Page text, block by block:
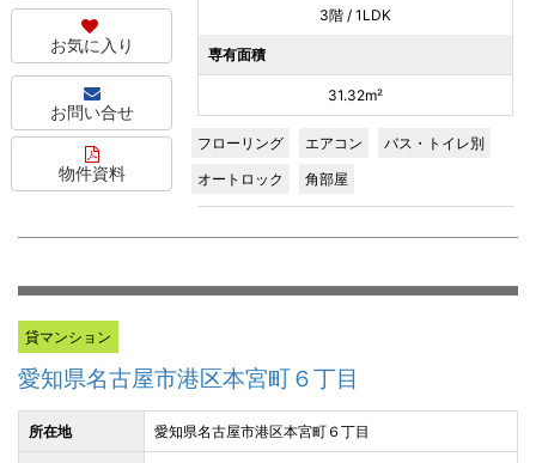
お気に入り
お問い合せ
物件資料
3階 / 1LDK
専有面積
31.32m²
フローリング エアコン
バス・トイレ別
オートロック
角部屋
貸マンション
愛知県名古屋市港区本宮町６丁目
所在地 愛知県名古屋市港区本宮町６丁目